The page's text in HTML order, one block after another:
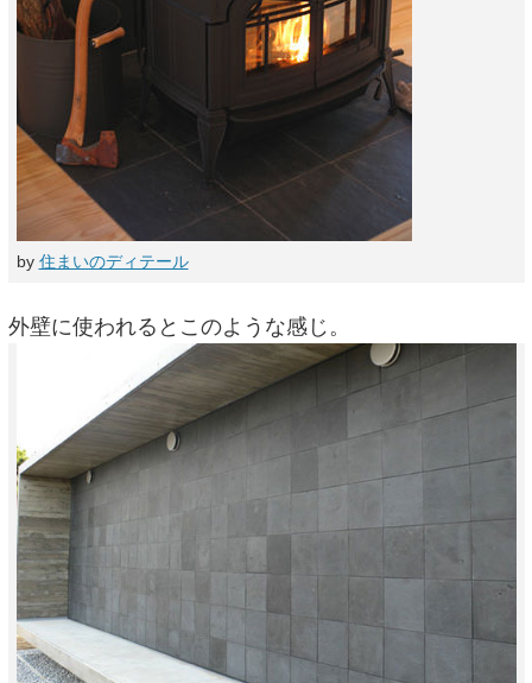
by 住まいのディテール
外壁に使われるとこのような感じ。